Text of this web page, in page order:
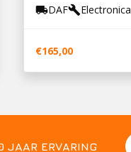
local_shippingDAFbuildElectronica
€165,00
JAAR ERVARING